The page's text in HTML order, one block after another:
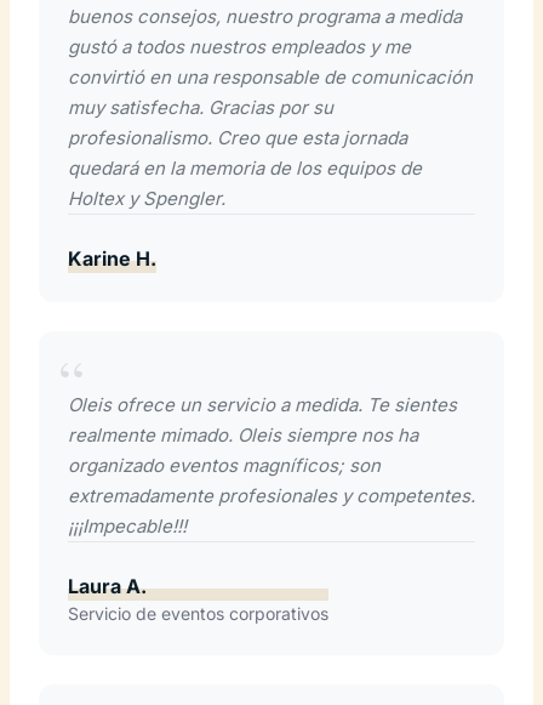
buenos consejos, nuestro programa a medida
gustó a todos nuestros empleados y me
convirtió en una responsable de comunicación
muy satisfecha. Gracias por su
profesionalismo. Creo que esta jornada
quedará en la memoria de los equipos de
Holtex y Spengler.
Karine H.
Oleis ofrece un servicio a medida. Te sientes
realmente mimado. Oleis siempre nos ha
organizado eventos magníficos; son
extremadamente profesionales y competentes.
¡¡¡Impecable!!!
Laura A.
Servicio de eventos corporativos